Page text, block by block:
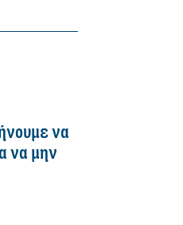
να
να μην